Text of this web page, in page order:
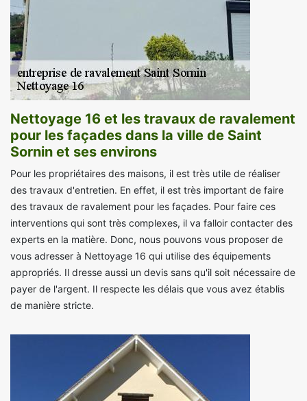
Nettoyage 16 et les travaux de ravalement
pour les façades dans la ville de Saint
Sornin et ses environs
Pour les propriétaires des maisons, il est très utile de réaliser
des travaux d'entretien. En effet, il est très important de faire
des travaux de ravalement pour les façades. Pour faire ces
interventions qui sont très complexes, il va falloir contacter des
experts en la matière. Donc, nous pouvons vous proposer de
vous adresser à Nettoyage 16 qui utilise des équipements
appropriés. Il dresse aussi un devis sans qu'il soit nécessaire de
payer de l'argent. Il respecte les délais que vous avez établis
de manière stricte.